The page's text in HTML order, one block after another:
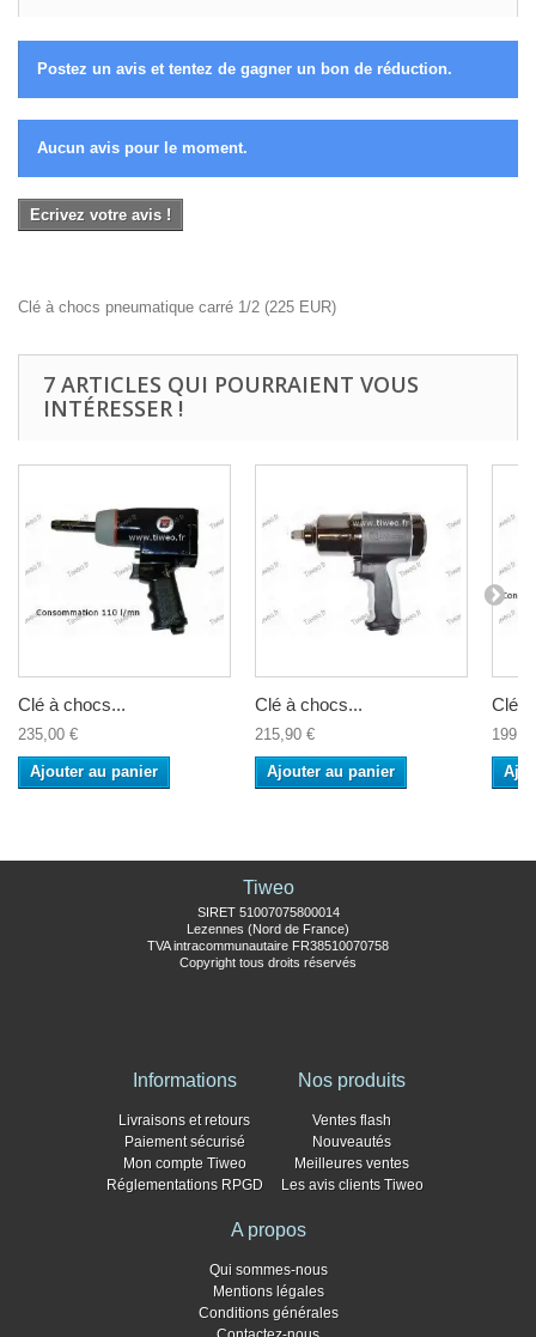
Postez un avis et tentez de gagner un bon de réduction.
Aucun avis pour le moment.
Ecrivez votre avis !
Clé à chocs pneumatique carré 1/2 (225 EUR)
7 ARTICLES QUI POURRAIENT VOUS
INTÉRESSER !
Clé à chocs...
235,00 €
Ajouter au panier
Clé à chocs...
215,90 €
Ajouter au panier
Clé
Tiweo
SIRET 51007075800014
Lezennes (Nord de France)
TVA intracommunautaire FR38510070758
Copyright tous droits réservés
Informations
Livraisons et retours
Paiement sécurisé
Mon compte Tiweo
Réglementations RPGD
Nos produits
Ventes flash
Nouveautés
Meilleures ventes
Les avis clients Tiweo
A propos
Qui sommes-nous
Mentions légales
Conditions générales